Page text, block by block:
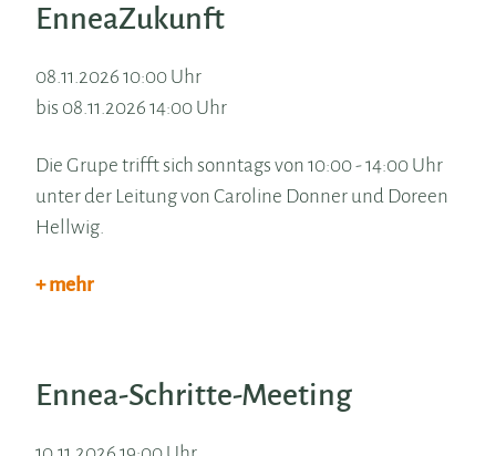
EnneaZukunft
08.11.2026 10:00 Uhr
bis 08.11.2026 14:00 Uhr
Die Grupe trifft sich sonntags von 10:00 - 14:00 Uhr
unter der Leitung von Caroline Donner und Doreen
Hellwig.
+ mehr
Ennea-Schritte-Meeting